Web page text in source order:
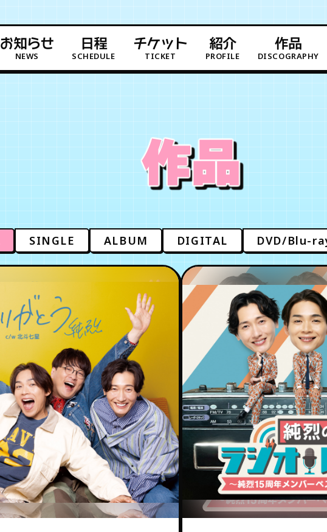
お知らせ
NEWS
日程
SCHEDULE
チケット
TICKET
紹介
PROFILE
作品
DISCOGRAPHY
作品
SINGLE ALBUM DIGITAL DVD/Blu-